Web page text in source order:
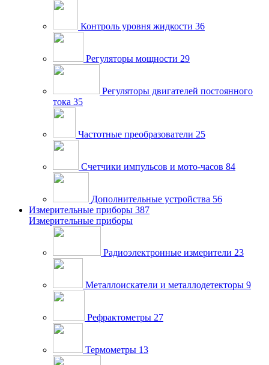
Контроль уровня жидкости 36
Регуляторы мощности 29
Регуляторы двигателей постоянного
тока 35
Частотные преобразователи 25
Счетчики импульсов и мото-часов 84
Дополнительные устройства 56
Измерительные приборы 387
Измерительные приборы
Радиоэлектронные измерители 23
Металлоискатели и металлодетекторы 9
Рефрактометры 27
Термометры 13